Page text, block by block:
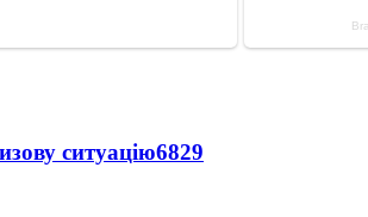
ситуацію6829